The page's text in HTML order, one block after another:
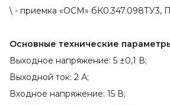
\ - приемка «ОСМ» бК0.347.098ТУ3,
Основные технические
Выходное напряжение: 5 ±0,1 В;
Выходной ток: 2 А;
Входное напряжение: 15 В;